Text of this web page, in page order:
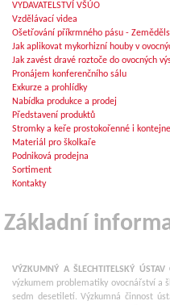
VYDAVATELSTVÍ VŠÚO
Vzdělávací videa
Ošetřování příkrmného pásu -
Jak aplikovat mykorhizní houby v
Jak zavést dravé roztoče do ovocných
Pronájem konferenčního sálu
Exkurze a prohlídky
Nabídka produkce a prodej
Představení produktů
Stromky a keře prostokořenné i
Materiál pro školkaře
Podniková prodejna
Sortiment
Kontakty
Základní
VÝZKUMNÝ A ŠLECHTITELSKÝ
výzkumem problematiky ovocnářství a
sedm desetiletí. Výzkumná činnost